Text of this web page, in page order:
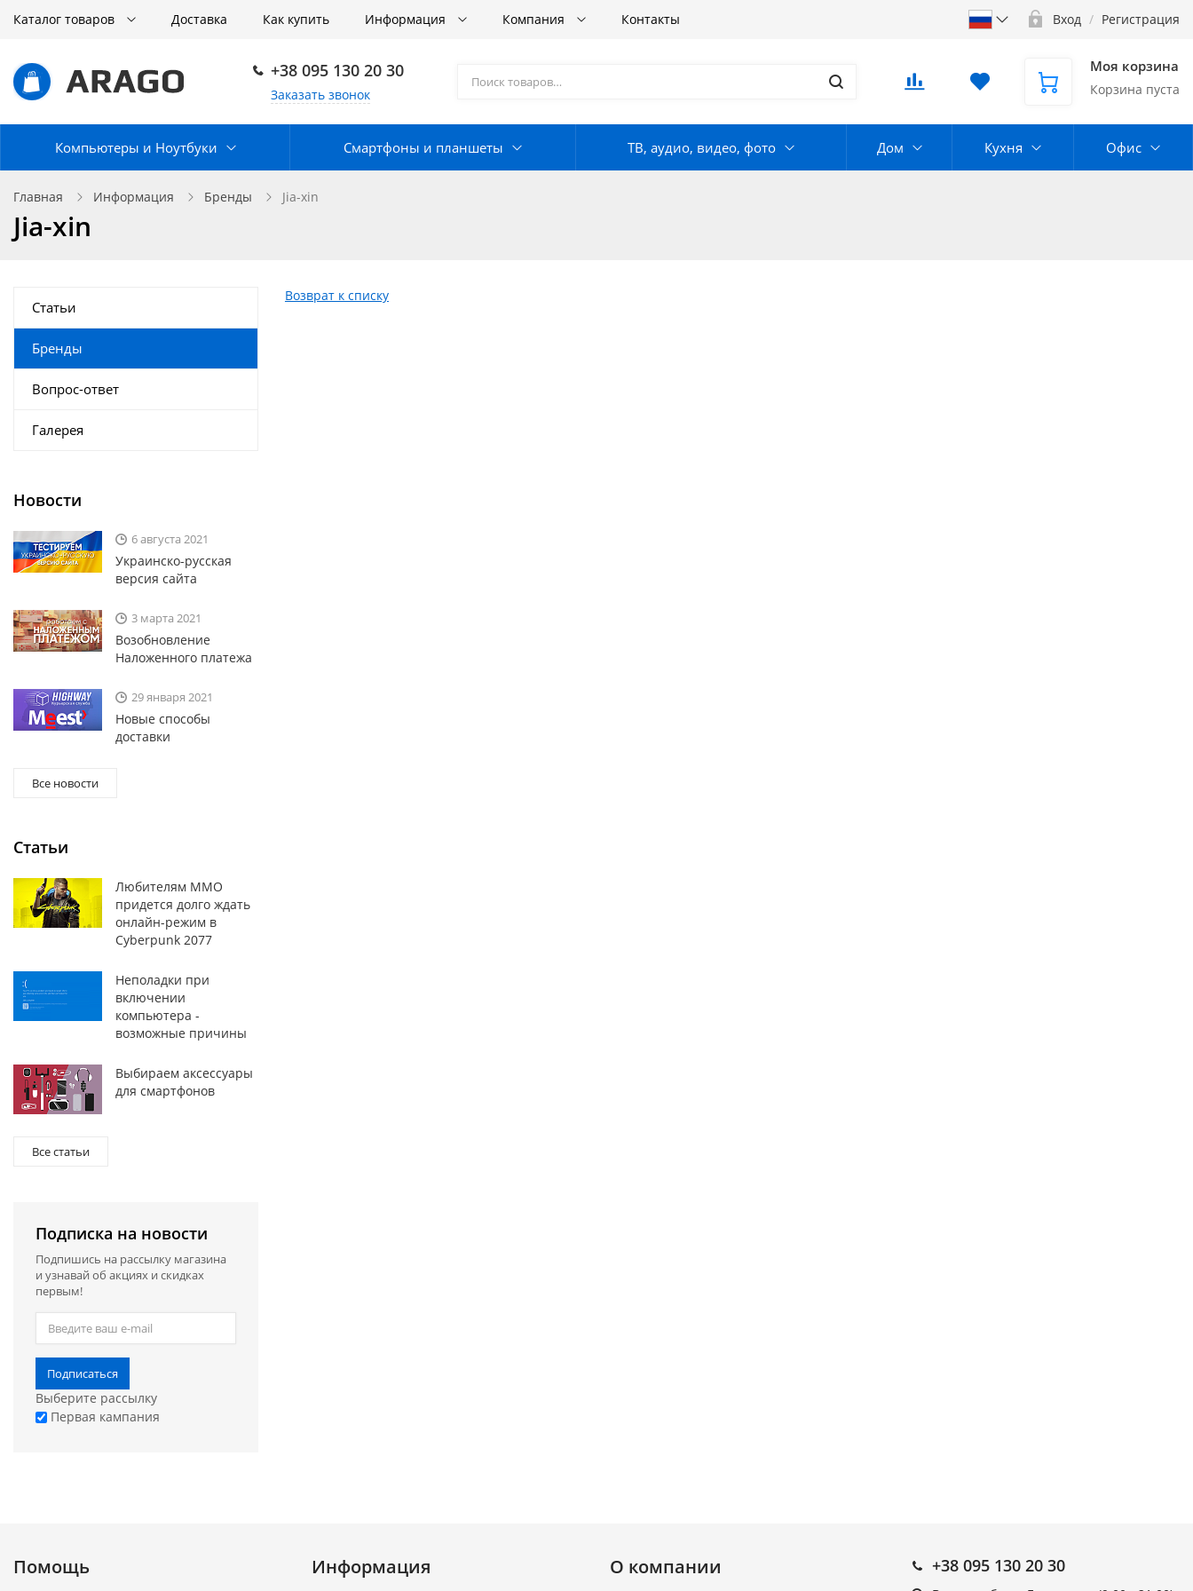
Каталог товаров Доставка Как купить Информация Компания Контакты Вход / Регистрация
+38 095 130 20 30
Заказать звонок
Моя корзина
Корзина пуста
Компьютеры и Ноутбуки Смартфоны и планшеты ТВ, аудио, видео, фото Дом Кухня Офис
Главная Информация Бренды Jia-xin
Jia-xin
Возврат к списку
Статьи
Бренды
Вопрос-ответ
Галерея
Новости
6 августа 2021
Украинско-русская
версия сайта
3 марта 2021
Возобновление
Наложенного платежа
29 января 2021
Новые способы
доставки
Все новости
Статьи
Любителям MMO
придется долго ждать
онлайн-режим в
Cyberpunk 2077
Неполадки при
включении
компьютера -
возможные причины
Выбираем аксессуары
для смартфонов
Все статьи
Подписка на новости
Подпишись на рассылку магазина
и узнавай об акциях и скидках
первым!
Подписаться
Выберите рассылку
Первая кампания
Помощь Информация О компании +38 095 130 20 30